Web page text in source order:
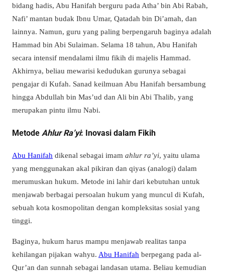
bidang hadis, Abu Hanifah berguru pada Atha’ bin Abi Rabah,
Nafi’ mantan budak Ibnu Umar, Qatadah bin Di’amah, dan
lainnya. Namun, guru yang paling berpengaruh baginya adalah
Hammad bin Abi Sulaiman. Selama 18 tahun, Abu Hanifah
secara intensif mendalami ilmu fikih di majelis Hammad.
Akhirnya, beliau mewarisi kedudukan gurunya sebagai
pengajar di Kufah. Sanad keilmuan Abu Hanifah bersambung
hingga Abdullah bin Mas’ud dan Ali bin Abi Thalib, yang
merupakan pintu ilmu Nabi.
Metode Ahlur Ra’yi: Inovasi dalam Fikih
Abu Hanifah dikenal sebagai imam ahlur ra’yi, yaitu ulama
yang menggunakan akal pikiran dan qiyas (analogi) dalam
merumuskan hukum. Metode ini lahir dari kebutuhan untuk
menjawab berbagai persoalan hukum yang muncul di Kufah,
sebuah kota kosmopolitan dengan kompleksitas sosial yang
tinggi.
Baginya, hukum harus mampu menjawab realitas tanpa
kehilangan pijakan wahyu. Abu Hanifah berpegang pada al-
Qur’an dan sunnah sebagai landasan utama. Beliau kemudian